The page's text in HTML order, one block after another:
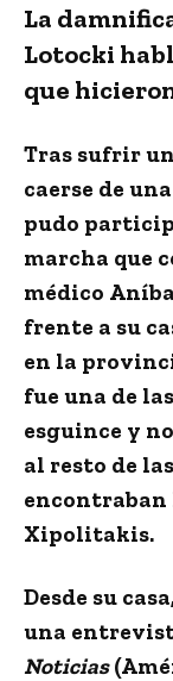
La
Lotocki
que
Tras sufrir
caerse de
pudo
marcha que
médico
frente a su
en la
fue una de
esguince y
al resto de
encontraban
Xipolitakis.
Desde su
una
Noticias